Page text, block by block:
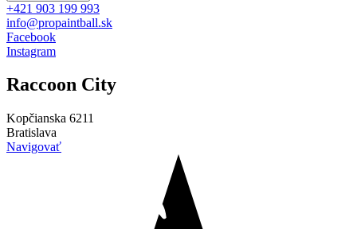
+421 903 199 993
info@propaintball.sk
Facebook
Instagram
Raccoon City
Kopčianska 6211
Bratislava
Navigovať